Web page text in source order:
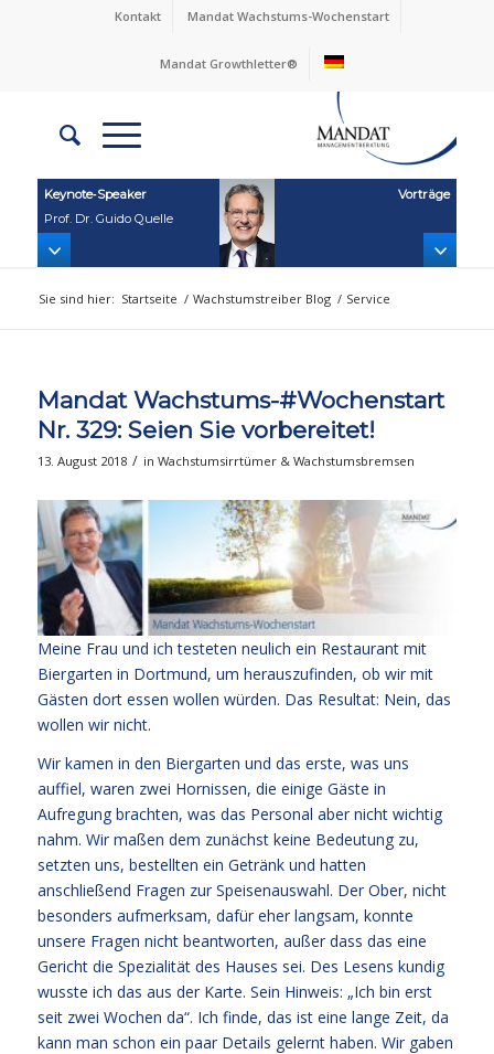
Kontakt Mandat Wachstums-Wochenstart
Mandat Growthletter®
Keynote‑Speaker
Prof. Dr. Guido Quelle
Vorträge
Sie sind hier: Startseite / Wachstumstreiber Blog / Service
Mandat Wachstums-#Wochenstart
Nr. 329: Seien Sie vorbereitet!
13. August 2018 / in Wachstumsirrtümer & Wachstumsbremsen
Meine Frau und ich testeten neulich ein Restaurant mit
Biergarten in Dortmund, um herauszufinden, ob wir mit
Gästen dort essen wollen würden. Das Resultat: Nein, das
wollen wir nicht.
Wir kamen in den Biergarten und das erste, was uns
auffiel, waren zwei Hornissen, die einige Gäste in
Aufregung brachten, was das Personal aber nicht wichtig
nahm. Wir maßen dem zunächst keine Bedeutung zu,
setzten uns, bestellten ein Getränk und hatten
anschließend Fragen zur Speisenauswahl. Der Ober, nicht
besonders aufmerksam, dafür eher langsam, konnte
unsere Fragen nicht beantworten, außer dass das eine
Gericht die Spezialität des Hauses sei. Des Lesens kundig
wusste ich das aus der Karte. Sein Hinweis: „Ich bin erst
seit zwei Wochen da“. Ich finde, das ist eine lange Zeit, da
kann man schon ein paar Details gelernt haben. Wir gaben